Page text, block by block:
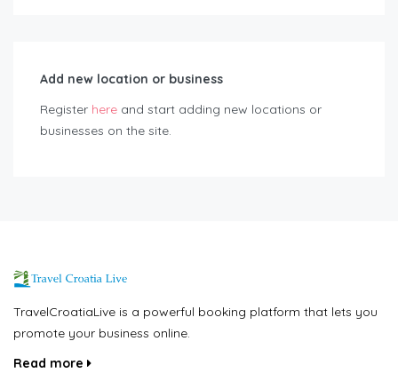
Add new location or business
Register here and start adding new locations or
businesses on the site.
TravelCroatiaLive is a powerful booking platform that lets you
promote your business online.
Read more